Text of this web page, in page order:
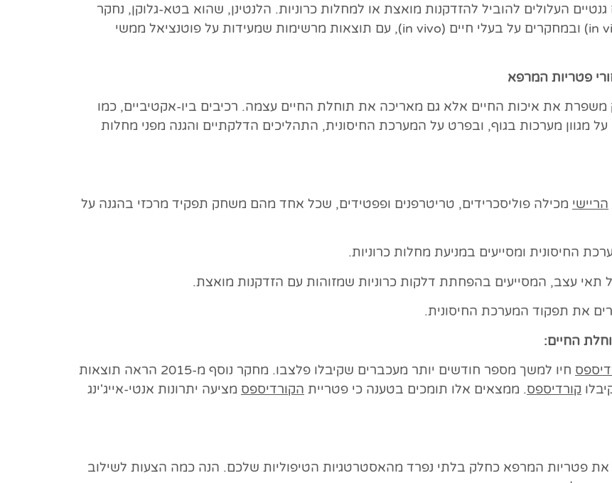
העלולים להוביל להזדקנות מואצת או למחלות כרוניות. הלנטינן, שהוא בטא-גלוקן, נחקר
רבות במסגרת ניסויים קליניים, בתנאי מעבדה (in vitro) ובמחקרים על בעלי חיים (in vivo), עם תוצאות מרשימות שמעידות על פוטנציאל ממשי
פטריות המרפא
את איכות החיים אלא גם מאריכה את תוחלת החיים עצמה. רכיבים ביו-אקטיביים, כמו
מגוון מערכות בגוף, ובפרט על המערכת החיסונית, התהליכים הדלקתיים והגנה מפני מחלות
הריישי מכילה פוליסכרידים, טריטרפנים ופפטידים, שכל אחד מהם משחק תפקיד מרכזי בהגנה על
החיסונית ומסייעים במניעת מחלות כרוניות.
תאי עצב, המסייעים בהפחתת דלקות כרוניות שמזוהות עם הזדקנות מואצת.
את תפקוד המערכת החיסונית.
החיים:
חיו למשך מספר חודשים יותר מעכברים שקיבלו פלצבו. מחקר נוסף מ-2015 הראה תוצאות
קורדיספס. ממצאים אלו תומכים בטענה כי פטריית הקורדיספס מציעה יתרונות אנטי-אייג'ינג
פטריות המרפא כחלק בלתי נפרד מהאסטרטגיות הטיפוליות שלכם. הנה כמה הצעות לשילוב